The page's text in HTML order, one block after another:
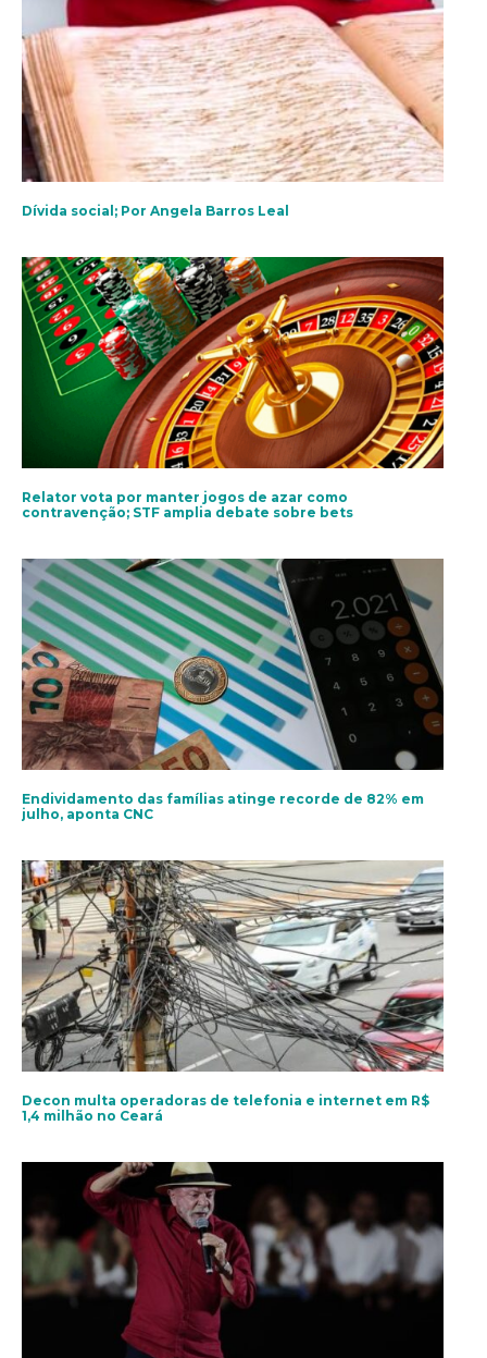
Dívida social; Por Angela Barros Leal
Relator vota por manter jogos de azar como
contravenção; STF amplia debate sobre bets
Endividamento das famílias atinge recorde de 82% em
julho, aponta CNC
Decon multa operadoras de telefonia e internet em R$
1,4 milhão no Ceará